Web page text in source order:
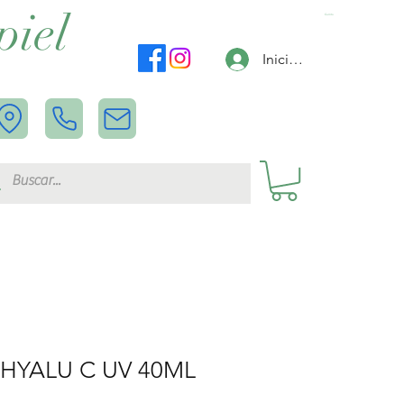
Carrito
Iniciar sesión
C UV 40ML